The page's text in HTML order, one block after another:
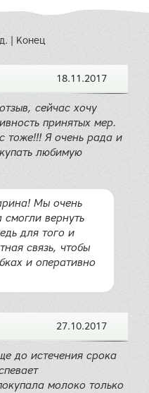
Конец
18.11.2017
сейчас хочу
принятых мер.
тоже!!! Я очень рада и
любимую
Мы очень
вернуть
для того и
связь, чтобы
и оперативно
27.10.2017
до истечения срока
молоко только